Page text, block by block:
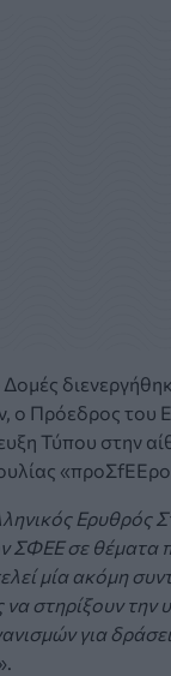
Πρόεδρος του
Τύπου στην
Ερυθρός
ΣΦΕΕ σε
μία ακόμη
στηρίξουν
για